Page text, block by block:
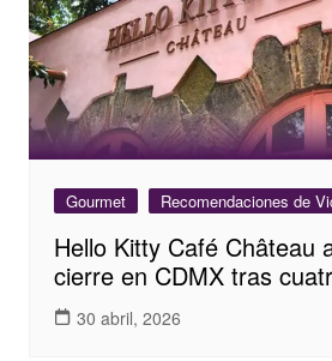
Gourmet Recomendaciones de
Hello Kitty Café Château
cierre en CDMX tras
30 abril, 2026